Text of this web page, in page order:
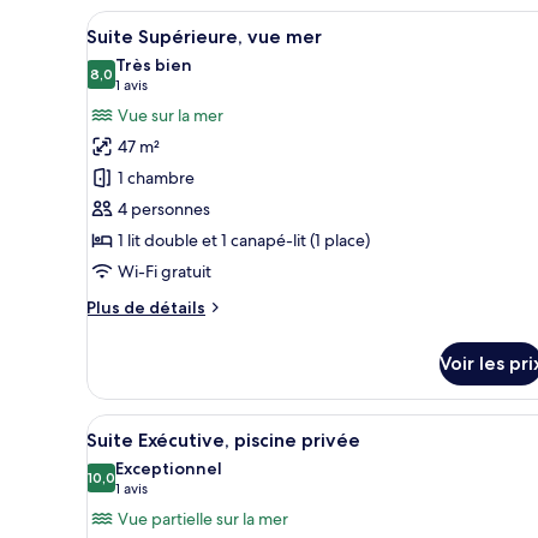
la
mer
chambre
Suite
vue
partielle
sur
la
mer
Afficher
toutes
les
photos
pour
ce
type
de
chambre :
Suite
Supérieure,
Une chambre à coucher
9
Suite Supérieure, vue mer
8,08,0 sur 10
Très bien
1 avis
(1 avis)
Vue sur la mer
47 m²
1 chambre
4 personnes
1 lit double et 1 canapé-lit (1 place)
Wi-Fi gratuit
Plus de détails
Plus
le
type
de
chambre
Suite
Supérieure,
vue
Voir les
Afficher
toutes
les
photos
Une pièce dotée d’un
16
Suite Exécutive, piscine privée
10,010,0 sur 10
Exceptionnel
1 avis
(1 avis)
Vue partielle sur la mer